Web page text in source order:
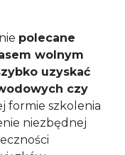
polecane
wolnym
uzyskać
czy
formie szkolenia
niezbędnej